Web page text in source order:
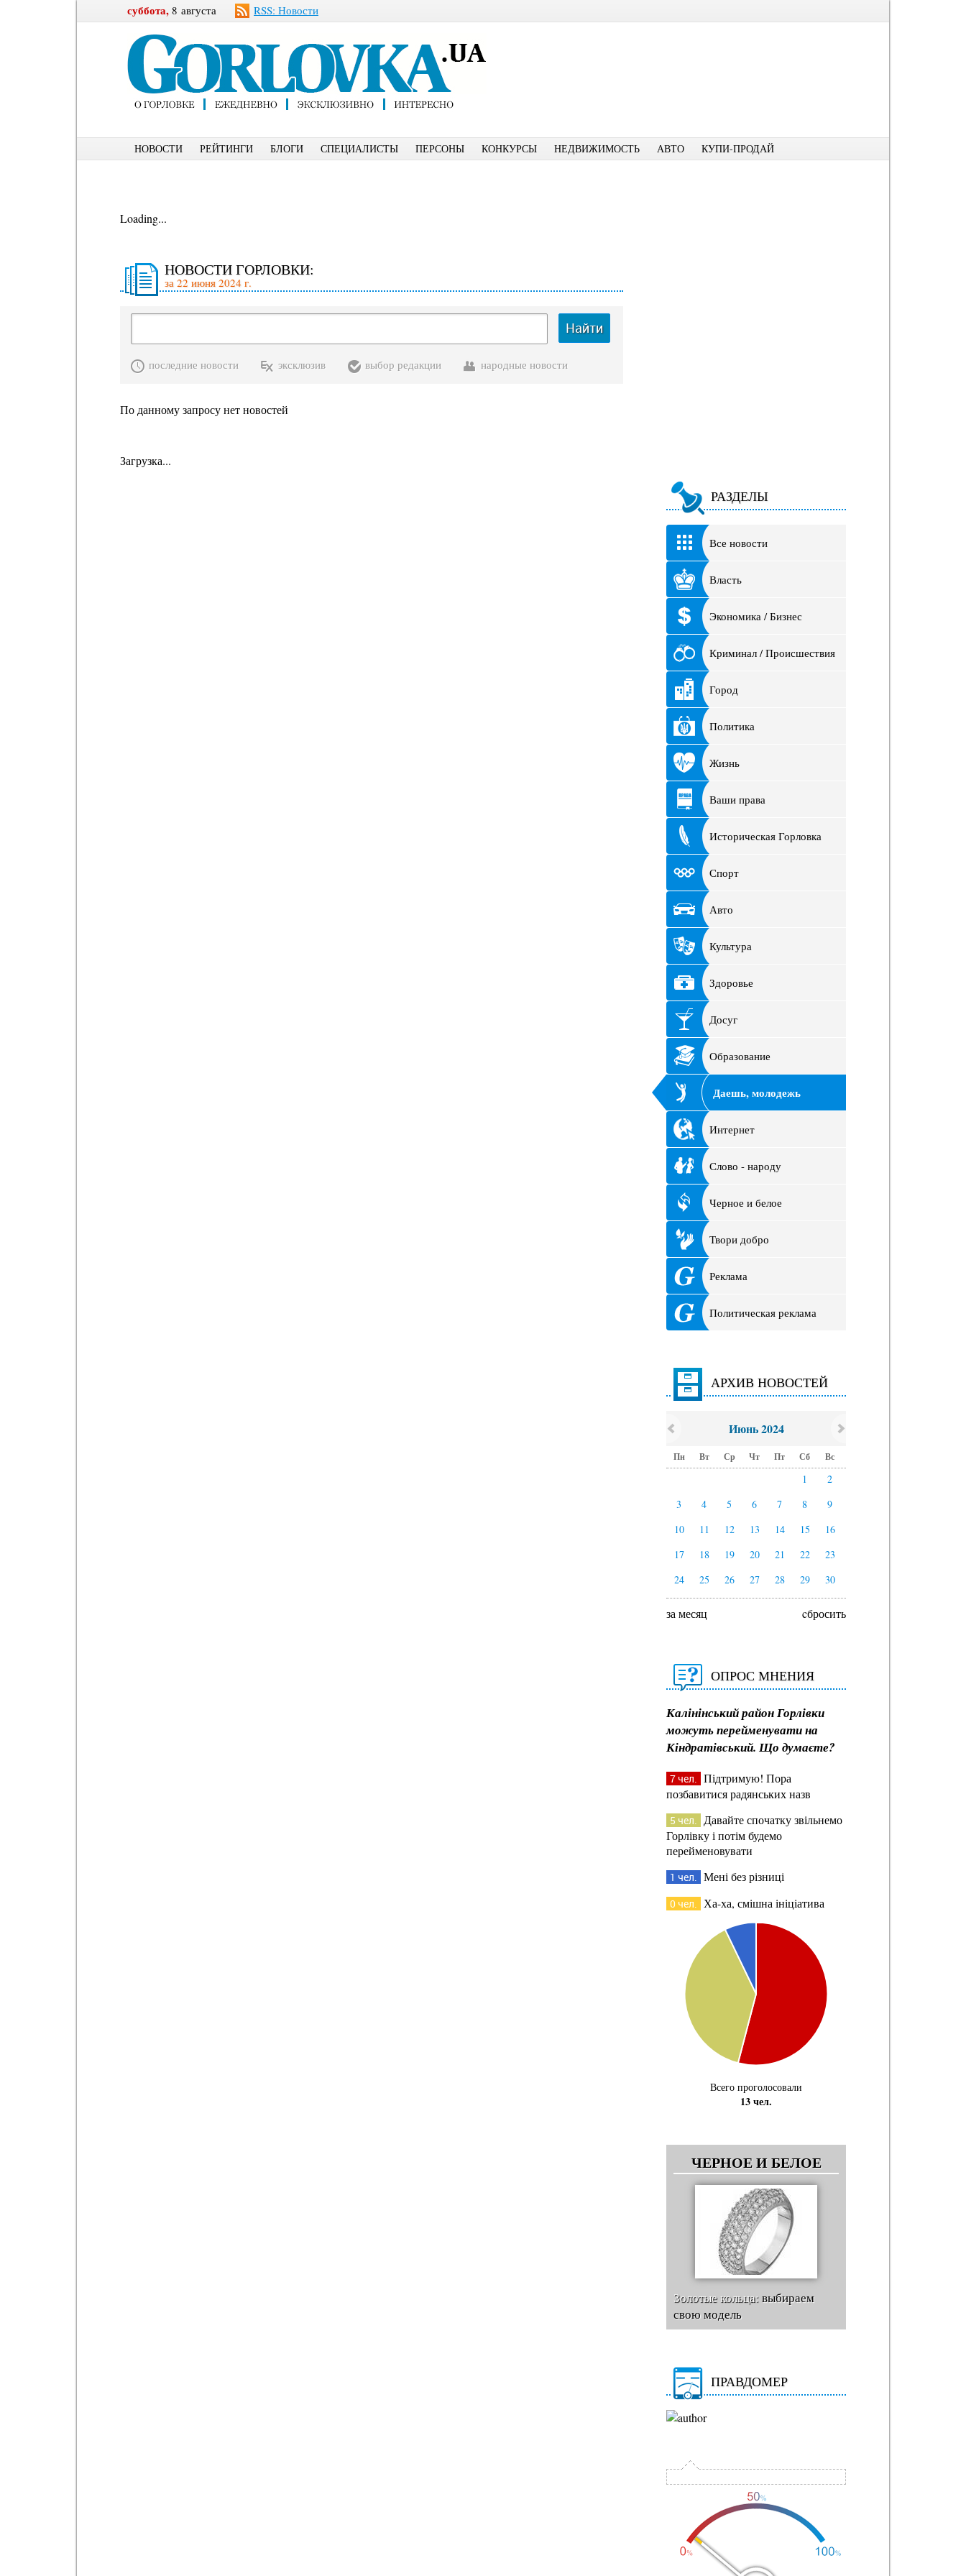
суббота, 8 августа RSS: Новости
НОВОСТИ РЕЙТИНГИ БЛОГИ СПЕЦИАЛИСТЫ ПЕРСОНЫ КОНКУРСЫ НЕДВИЖИМОСТЬ АВТО КУПИ-ПРОДАЙ
Loading...
НОВОСТИ ГОРЛОВКИ:
за 22 июня 2024 г.
Найти
последние новости эксклюзив выбор редакции народные новости
По данному запросу нет новостей
Загрузка...
РАЗДЕЛЫ
Все новости
Власть
Экономика / Бизнес
Криминал / Происшествия
Город
Политика
Жизнь
Ваши права
Историческая Горловка
Спорт
Авто
Культура
Здоровье
Досуг
Образование
Даешь, молодежь
Интернет
Слово - народу
Черное и белое
Твори добро
Реклама
Политическая реклама
АРХИВ НОВОСТЕЙ
Июнь 2024
Пн Вт Ср Чт Пт Сб Вс
1
2
3
4 5 6 7 8
9
10
11 12 13 14 15
16
17
18 19 20 21 22
23
24
25 26 27 28 29 30
за месяц cбросить
ОПРОС МНЕНИЯ
Калінінський район Горлівки
можуть перейменувати на
Кіндратівський. Що думаєте?
7 чел. Підтримую! Пора
позбавитися радянських назв
5 чел. Давайте спочатку звільнемо
Горлівку і потім будемо
перейменовувати
1 чел. Мені без різниці
0 чел. Ха-ха, смішна ініціатива
Всего проголосовали
13 чел.
ЧЕРНОЕ И БЕЛОЕ
Золотые кольца:выбираем
свою модель
ПРАВДОМЕР